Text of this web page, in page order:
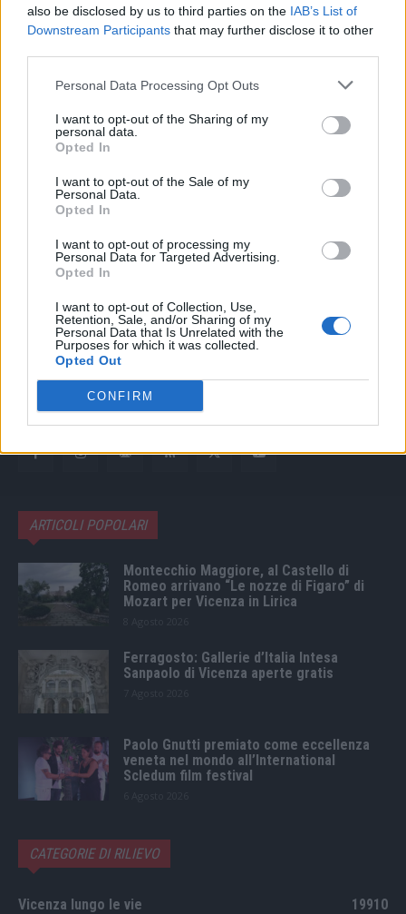
also be disclosed by us to third parties on the IAB’s List of
Downstream Participants that may further disclose it to other
Personal Data Processing Opt Outs
I want to opt-out of the Sharing of my
personal data.
Opted In
I want to opt-out of the Sale of my
Personal Data.
Opted In
I want to opt-out of processing my
Personal Data for Targeted Advertising.
Opted In
I want to opt-out of Collection, Use,
Retention, Sale, and/or Sharing of my
Personal Data that Is Unrelated with the
Purposes for which it was collected.
Opted Out
CONFIRM
Salotti Urbani 2026 al Bixio di Vicenza:
agosto inizia con libri, poesie e musica
Quotidiano web del bello e sul buono di Vicenza e dintorni
Redazione
redazione@laltravicenza.it
Pubblicità
laltravicenza@laltravicenza.it
Amministrazione
elas@editoriale-elas.org
ARTICOLI POPOLARI
Montecchio Maggiore, al Castello di
Romeo arrivano “Le nozze di Figaro” di
Mozart per Vicenza in Lirica
Ferragosto: Gallerie d’Italia Intesa
Sanpaolo di Vicenza aperte gratis
Paolo Gnutti premiato come eccellenza
veneta nel mondo all’International
Scledum film festival
CATEGORIE DI RILIEVO
Vicenza lungo le vie 19910